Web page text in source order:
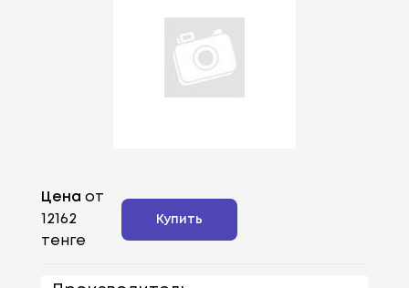
Цена от
12162
тенге
Купить